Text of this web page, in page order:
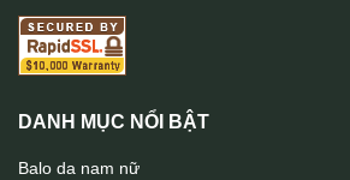
DANH MỤC NỔI BẬT
Balo da nam nữ